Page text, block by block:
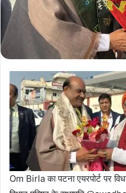
Om Birla का पटना एयरपोर्ट पर